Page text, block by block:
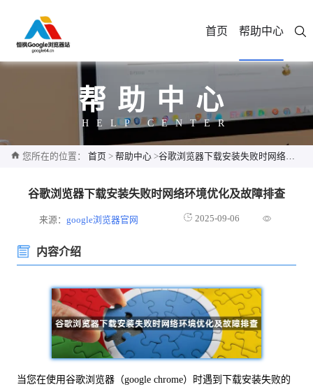
首页 帮助中心
帮助中心
HELP CENTER
您所在的位置： 首页 > 帮助中心 >谷歌浏览器下载安装失败时网络环境优化及故障排查
谷歌浏览器下载安装失败时网络环境优化及故障排查
来源：google浏览器官网 2025-09-06
内容介绍
当您在使用谷歌浏览器（google chrome）时遇到下载安装失败的